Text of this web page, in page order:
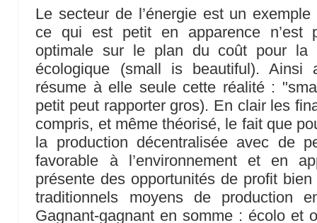
Le secteur de l’énergie est un
ce qui est petit en apparence n’est
optimale sur le plan du coût pour la
écologique (small is beautiful). Ainsi
résume à elle seule cette réalité :
petit peut rapporter gros). En clair les
compris, et même théorisé, le fait que
la production décentralisée avec de
favorable à l’environnement et en
présente des opportunités de profit
traditionnels moyens de production
Gagnant-gagnant en somme : écolo et